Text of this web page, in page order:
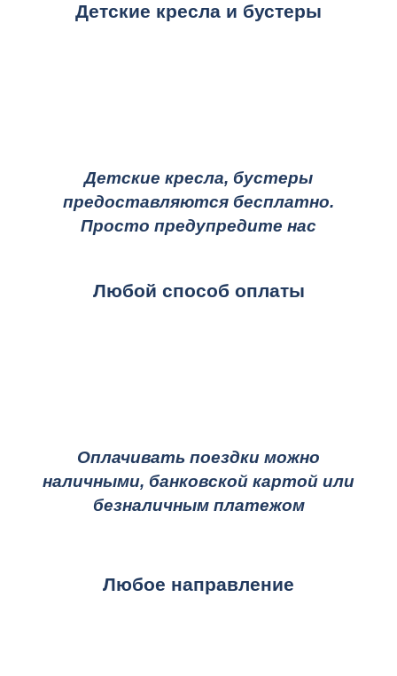
Детские кресла и бустеры
Детские кресла, бустеры
предоставляются бесплатно.
Просто предупредите нас
Любой способ оплаты
Оплачивать поездки можно
наличными, банковской картой или
безналичным платежом
Любое направление